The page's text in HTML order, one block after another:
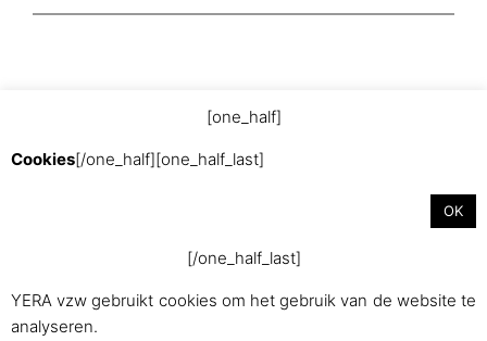
[one_half]
Cookies[/one_half][one_half_last]
OK
[/one_half_last]
YERA vzw gebruikt cookies om het gebruik van de website te
analyseren.